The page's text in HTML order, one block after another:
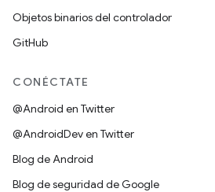
Objetos binarios del controlador
GitHub
CONÉCTATE
@Android en Twitter
@AndroidDev en Twitter
Blog de Android
Blog de seguridad de Google